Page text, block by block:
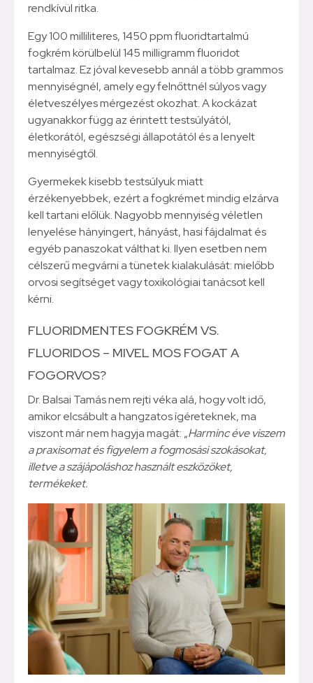
rendkívül ritka.
Egy 100 milliliteres, 1450 ppm fluoridtartalmú
fogkrém körülbelül 145 milligramm fluoridot
tartalmaz. Ez jóval kevesebb annál a több grammos
mennyiségnél, amely egy felnőttnél súlyos vagy
életveszélyes mérgezést okozhat. A kockázat
ugyanakkor függ az érintett testsúlyától,
életkorától, egészségi állapotától és a lenyelt
mennyiségtől.
Gyermekek kisebb testsúlyuk miatt
érzékenyebbek, ezért a fogkrémet mindig elzárva
kell tartani előlük. Nagyobb mennyiség véletlen
lenyelése hányingert, hányást, hasi fájdalmat és
egyéb panaszokat válthat ki. Ilyen esetben nem
célszerű megvárni a tünetek kialakulását: mielőbb
orvosi segítséget vagy toxikológiai tanácsot kell
kérni.
FLUORIDMENTES FOGKRÉM VS.
FLUORIDOS – MIVEL MOS FOGAT A
FOGORVOS?
Dr. Balsai Tamás nem rejti véka alá, hogy volt idő,
amikor elcsábult a hangzatos ígéreteknek, ma
viszont már nem hagyja magát: „Harminc éve viszem
a praxisomat és figyelem a fogmosási szokásokat,
illetve a szájápoláshoz használt eszközöket,
termékeket.